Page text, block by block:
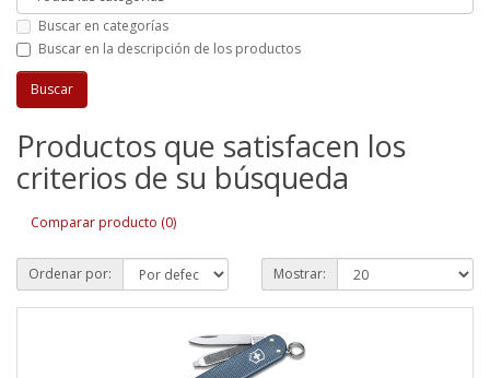
Buscar en categorías
Buscar en la descripción de los productos
Productos que satisfacen los
criterios de su búsqueda
Comparar producto (0)
Ordenar por: Mostrar: